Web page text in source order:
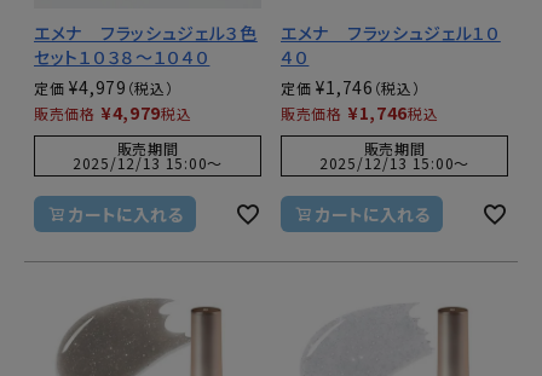
エメナ フラッシュジェル３色
セット１０３８～１０４０
定価 ¥4,979
販売価格 ¥4,979税込
販売期間
2025/12/13 15:00〜
カートに入れる
エメナ フラッシュジェル１０
４０
定価 ¥1,746
販売価格 ¥1,746税込
販売期間
2025/12/13 15:00〜
カートに入れる